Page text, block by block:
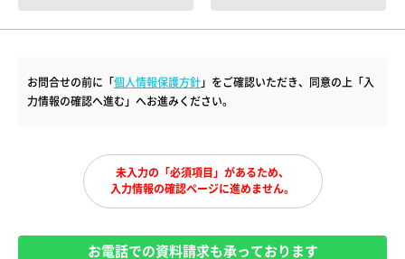
お問合せの前に「個人情報保護方針」をご確認いただき、同意の上「入
力情報の確認へ進む」へお進みください。
未入力の「必須項目」があるため、
入力情報の確認ページに進めません。
お電話での資料請求も承っております